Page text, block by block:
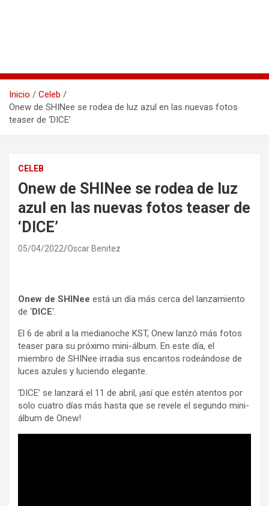
Inicio
Celeb
Onew de SHINee se rodea de luz azul en las nuevas fotos
teaser de ‘DICE’
CELEB
Onew de SHINee se rodea de luz
azul en las nuevas fotos teaser de
‘DICE’
05/04/2022 Oscar Benitez
Onew de SHINee está un día más cerca del lanzamiento
de ‘DICE‘.
El 6 de abril a la medianoche KST, Onew lanzó más fotos
teaser para su próximo mini-álbum. En este día, el
miembro de SHINee irradia sus encantos rodeándose de
luces azules y luciendo elegante.
‘DICE’ se lanzará el 11 de abril, ¡así que estén atentos por
solo cuatro días más hasta que se revele el segundo mini-
álbum de Onew!